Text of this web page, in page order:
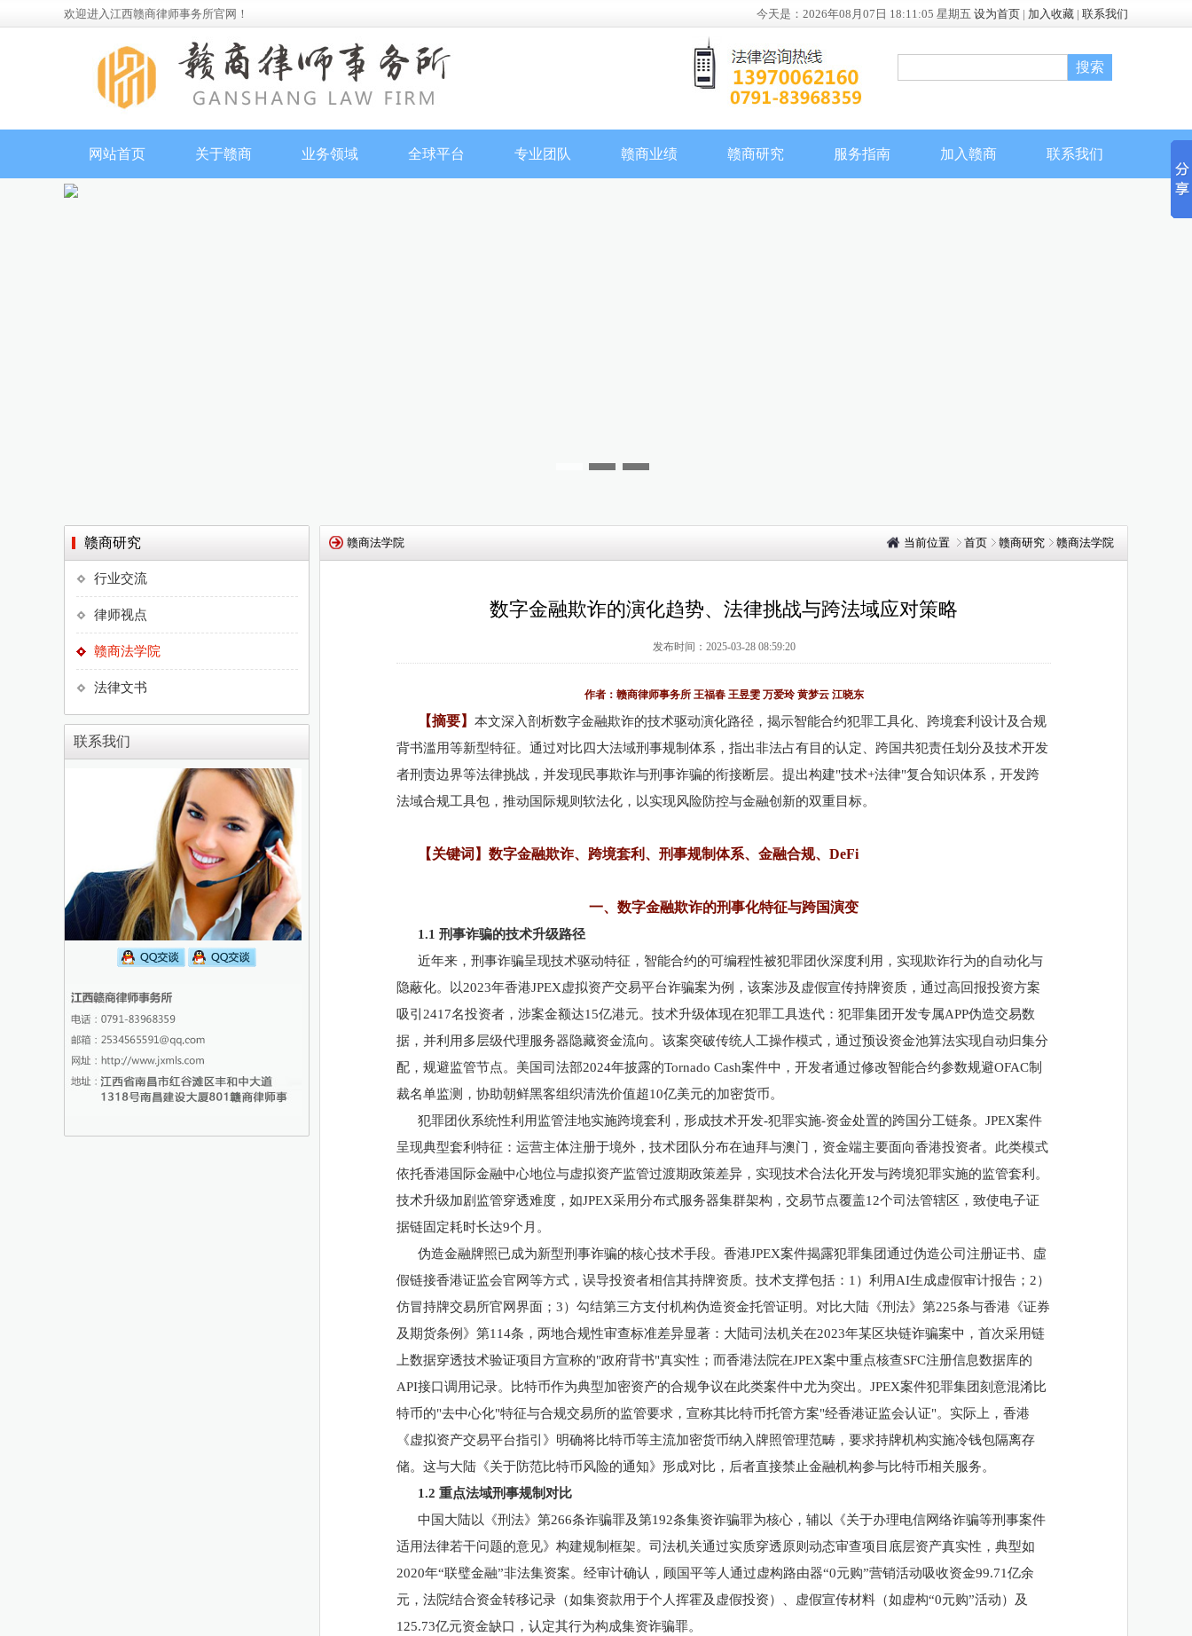
欢迎进入江西赣商律师事务所官网！ 今天是： 2026年08月07日 18:11:06 星期五 设为首页 | 加入收藏 | 联系我们
网站首页 关于赣商 业务领域 全球平台 专业团队 赣商业绩 赣商研究 服务指南 加入赣商 联系我们
赣商研究
行业交流
律师视点
赣商法学院
法律文书
联系我们
赣商法学院 当前位置 首页 赣商研究 赣商法学院
数字金融欺诈的演化趋势、法律挑战与跨法域应对策略
发布时间：2025-03-28 08:59:20
作者：赣商律师事务所 王福春 王昱雯 万爱玲 黄梦云 江晓东
【摘要】本文深入剖析数字金融欺诈的技术驱动演化路径，揭示智能合约犯罪工具化、跨境套利设计及合规
背书滥用等新型特征。通过对比四大法域刑事规制体系，指出非法占有目的认定、跨国共犯责任划分及技术开发
者刑责边界等法律挑战，并发现民事欺诈与刑事诈骗的衔接断层。提出构建"技术+法律"复合知识体系，开发跨
法域合规工具包，推动国际规则软法化，以实现风险防控与金融创新的双重目标。
【关键词】数字金融欺诈、跨境套利、刑事规制体系、金融合规、DeFi
一、数字金融欺诈的刑事化特征与跨国演变
1.1 刑事诈骗的技术升级路径
近年来，刑事诈骗呈现技术驱动特征，智能合约的可编程性被犯罪团伙深度利用，实现欺诈行为的自动化与
隐蔽化。以2023年香港JPEX虚拟资产交易平台诈骗案为例，该案涉及虚假宣传持牌资质，通过高回报投资方案
吸引2417名投资者，涉案金额达15亿港元。技术升级体现在犯罪工具迭代：犯罪集团开发专属APP伪造交易数
据，并利用多层级代理服务器隐藏资金流向。该案突破传统人工操作模式，通过预设资金池算法实现自动归集分
配，规避监管节点。美国司法部2024年披露的Tornado Cash案件中，开发者通过修改智能合约参数规避OFAC制
裁名单监测，协助朝鲜黑客组织清洗价值超10亿美元的加密货币。
犯罪团伙系统性利用监管洼地实施跨境套利，形成技术开发-犯罪实施-资金处置的跨国分工链条。JPEX案件
呈现典型套利特征：运营主体注册于境外，技术团队分布在迪拜与澳门，资金端主要面向香港投资者。此类模式
依托香港国际金融中心地位与虚拟资产监管过渡期政策差异，实现技术合法化开发与跨境犯罪实施的监管套利。
技术升级加剧监管穿透难度，如JPEX采用分布式服务器集群架构，交易节点覆盖12个司法管辖区，致使电子证
据链固定耗时长达9个月。
伪造金融牌照已成为新型刑事诈骗的核心技术手段。香港JPEX案件揭露犯罪集团通过伪造公司注册证书、虛
假链接香港证监会官网等方式，误导投资者相信其持牌资质。技术支撑包括：1）利用AI生成虚假审计报告；2）
仿冒持牌交易所官网界面；3）勾结第三方支付机构伪造资金托管证明。对比大陆《刑法》第225条与香港《证券
及期货条例》第114条，两地合规性审查标准差异显著：大陆司法机关在2023年某区块链诈骗案中，首次采用链
上数据穿透技术验证项目方宣称的"政府背书"真实性；而香港法院在JPEX案中重点核查SFC注册信息数据库的
API接口调用记录。比特币作为典型加密资产的合规争议在此类案件中尤为突出。JPEX案件犯罪集团刻意混淆比
特币的"去中心化"特征与合规交易所的监管要求，宣称其比特币托管方案"经香港证监会认证"。实际上，香港
《虚拟资产交易平台指引》明确将比特币等主流加密货币纳入牌照管理范畴，要求持牌机构实施冷钱包隔离存
储。这与大陆《关于防范比特币风险的通知》形成对比，后者直接禁止金融机构参与比特币相关服务。
1.2 重点法域刑事规制对比
中国大陆以《刑法》第266条诈骗罪及第192条集资诈骗罪为核心，辅以《关于办理电信网络诈骗等刑事案件
适用法律若干问题的意见》构建规制框架。司法机关通过实质穿透原则动态审查项目底层资产真实性，典型如
2020年“联璧金融”非法集资案。经审计确认，顾国平等人通过虚构路由器“0元购”营销活动吸收资金99.71亿余
元，法院结合资金转移记录（如集资款用于个人挥霍及虚假投资）、虚假宣传材料（如虚构“0元购”活动）及
125.73亿元资金缺口，认定其行为构成集资诈骗罪。